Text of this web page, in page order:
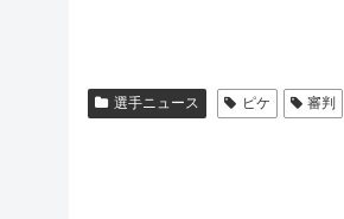
選手ニュース ピケ 審判